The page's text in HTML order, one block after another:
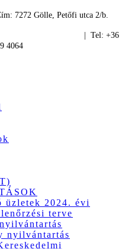
7272 Gölle, Petőfi utca 2/b.
| Tel: +36
4064
üzletek 2024. évi
terve
nyilvántartás